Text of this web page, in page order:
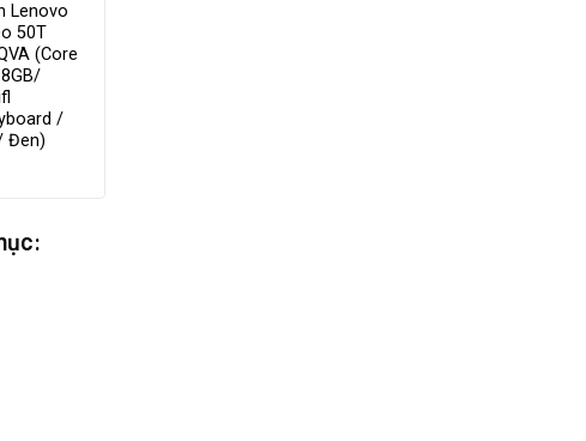
Lenovo
50T
(Core
/
Đen)